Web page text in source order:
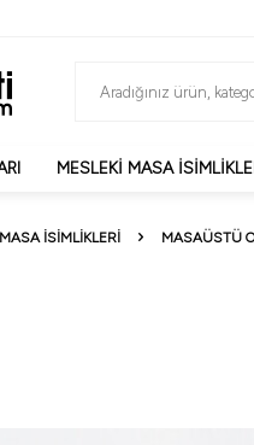
MESLEKI MASA
MASA İSIMLIKLERI MASAÜSTÜ